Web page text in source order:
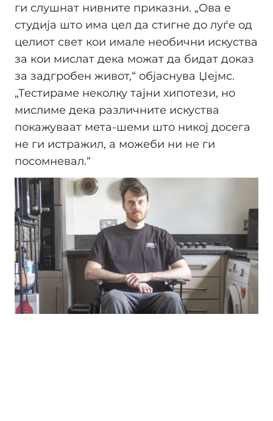
ги слушнат нивните приказни. „Ова е
студија што има цел да стигне до луѓе од
целиот свет кои имале необични искуства
за кои мислат дека можат да бидат доказ
за задгробен живот,“ објаснува Џејмс.
„Тестираме неколку тајни хипотези, но
мислиме дека различните искуства
покажуваат мета-шеми што никој досега
не ги истражил, а можеби ни не ги
посомневал.“